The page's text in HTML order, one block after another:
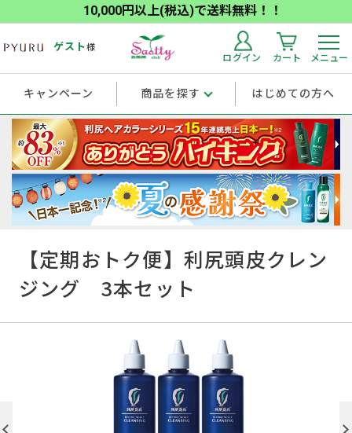
10,000円以上(税込)で送料無料！！
ゲスト様
ログイン カート メニュー
キャンペーン 商品を探す はじめての方へ
【定期おトク便】利尻頭皮クレン
ジング 3本セット